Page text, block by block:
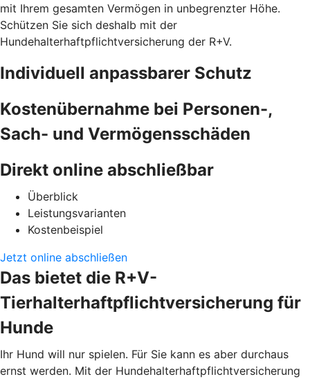
mit Ihrem gesamten Vermögen in unbegrenzter Höhe.
Schützen Sie sich deshalb mit der
Hundehalterhaftpflichtversicherung der R+V.
Individuell anpassbarer Schutz
Kostenübernahme bei Personen-,
Sach- und Vermögensschäden
Direkt online abschließbar
Überblick
Leistungsvarianten
Kostenbeispiel
Jetzt online abschließen
Das bietet die R+V-
Tierhalterhaftpflichtversicherung für
Hunde
Ihr Hund will nur spielen. Für Sie kann es aber durchaus
ernst werden. Mit der Hundehalterhaftpflichtversicherung